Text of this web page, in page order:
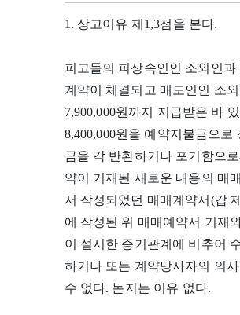
1. 상고이유 제1,3점을 본다.
피고들의 피상속인인 소외인
계약이 체결되고 매도인인 소
7,900,000원까지 지급받은 바
8,400,000원을 예약지불금으
금을 각 반환하거나 포기함으
약이 기재된 새로운 내용의 매
서 작성되었던 매매계약서(갑
에 작성된 위 매매예약서 기재
이 설시한 증거관계에 비추어
하거나 또는 계약당사자의 의
수 없다. 논지는 이유 없다.